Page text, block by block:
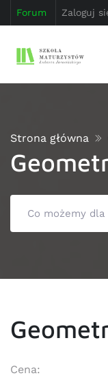
Forum Zaloguj
Strona główna
Cena: